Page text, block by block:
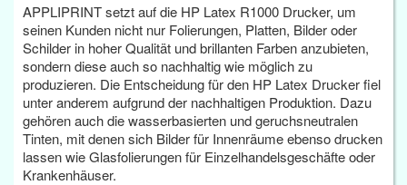
APPLIPRINT setzt auf die HP Latex R1000 Drucker, um
seinen Kunden nicht nur Folierungen, Platten, Bilder oder
Schilder in hoher Qualität und brillanten Farben anzubieten,
sondern diese auch so nachhaltig wie möglich zu
produzieren. Die Entscheidung für den HP Latex Drucker fiel
unter anderem aufgrund der nachhaltigen Produktion. Dazu
gehören auch die wasserbasierten und geruchsneutralen
Tinten, mit denen sich Bilder für Innenräume ebenso drucken
lassen wie Glasfolierungen für Einzelhandelsgeschäfte oder
Krankenhäuser.